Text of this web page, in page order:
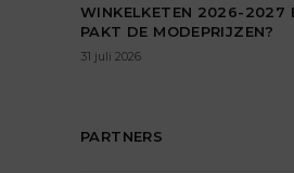
WINKELKETEN 2026-2027
PAKT DE MODEPRIJZEN?
31 juli 2026
PARTNERS